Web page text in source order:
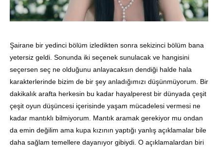
Şairane bir yedinci bölüm izledikten sonra sekizinci bölüm bana
yetersiz geldi. Sonunda iki seçenek sunulacak ve hangisini
seçersen seç ne olduğunu anlayacaksın dendiği halde hala
karakterlerinde bizim de bir şey anladığımızı düşünmüyorum. Bir
dakikalık arafta herkesin bu kadar hayalperest bir dünyada çeşit
çeşit oyun düşüncesi içerisinde yaşam mücadelesi vermesi ne
kadar mantıklı bilmiyorum. Mantık aramak gerekiyor mu ondan
da emin değilim ama kupa kızının yaptığı yanlış açıklamalar bile
daha sağlam temellere dayanıyor gibiydi. O açıklamalardan biri